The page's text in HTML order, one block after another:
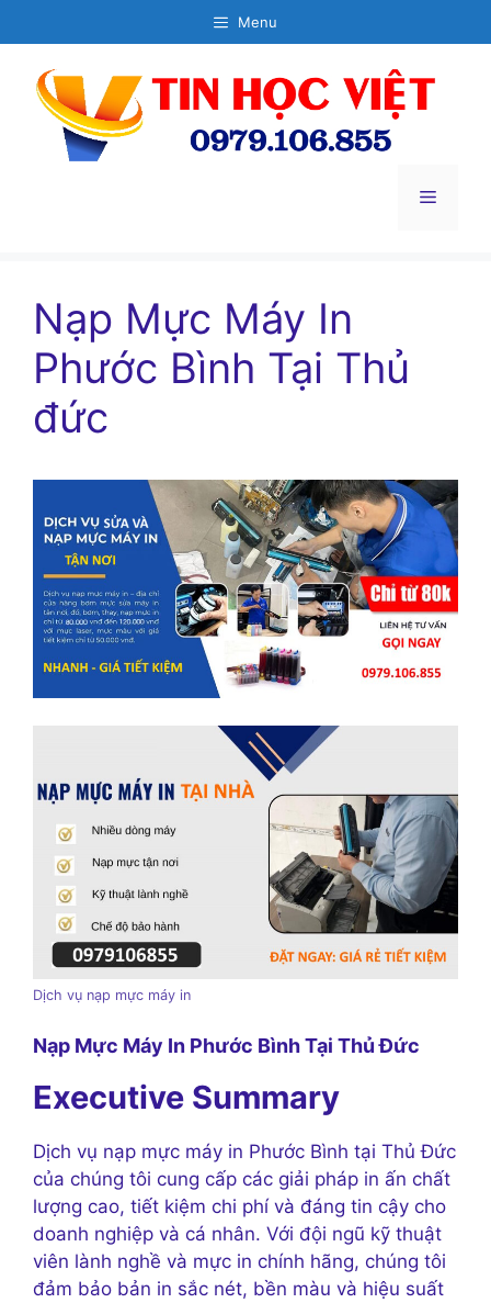
đến
dung
Menu
Menu
Nạp Mực Máy In
Phước Bình Tại Thủ
đức
Dịch vụ nạp mực máy in
Nạp Mực Máy In Phước Bình Tại Thủ Đức
Executive Summary
Dịch vụ nạp mực máy in Phước Bình tại Thủ Đức
của chúng tôi cung cấp các giải pháp in ấn chất
lượng cao, tiết kiệm chi phí và đáng tin cậy cho
doanh nghiệp và cá nhân. Với đội ngũ kỹ thuật
viên lành nghề và mực in chính hãng, chúng tôi
đảm bảo bản in sắc nét, bền màu và hiệu suất